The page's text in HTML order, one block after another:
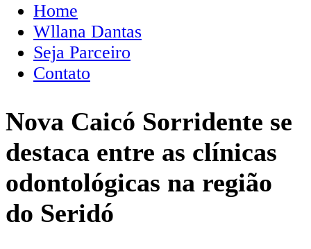
Home
Wllana Dantas
Seja Parceiro
Contato
Nova Caicó Sorridente se
destaca entre as clínicas
odontológicas na região
do Seridó